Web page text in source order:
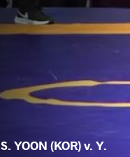
S. YOON (KOR) v. Y.